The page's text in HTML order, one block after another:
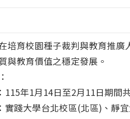
培育校園種子裁判與教育推
與教育價值之穩定發展。
115年1月14日至2月11日期間
實踐大學台北校區(北區)、靜